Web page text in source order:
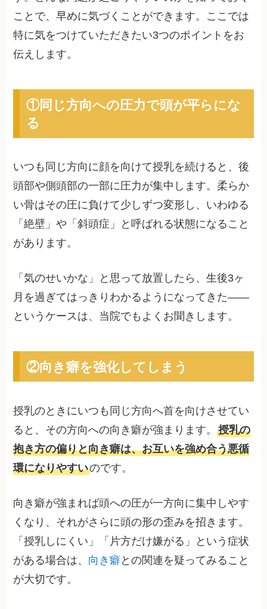
ことで、早めに気づくことができます。ここでは
特に気をつけていただきたい3つのポイントをお
伝えします。
①同じ方向への圧力で頭が平らにな
る
いつも同じ方向に顔を向けて授乳を続けると、後
頭部や側頭部の一部に圧力が集中します。柔らか
い骨はその圧に負けて少しずつ変形し、いわゆる
「絶壁」や「斜頭症」と呼ばれる状態になること
があります。
「気のせいかな」と思って放置したら、生後3ヶ
月を過ぎてはっきりわかるようになってきた——
というケースは、当院でもよくお聞きします。
②向き癖を強化してしまう
授乳のときにいつも同じ方向へ首を向けさせてい
ると、その方向への向き癖が強まります。授乳の
抱き方の偏りと向き癖は、お互いを強め合う悪循
環になりやすいのです。
向き癖が強まれば頭への圧が一方向に集中しやす
くなり、それがさらに頭の形の歪みを招きます。
「授乳しにくい」「片方だけ嫌がる」という症状
がある場合は、 向き癖との関連を疑ってみること
が大切です。